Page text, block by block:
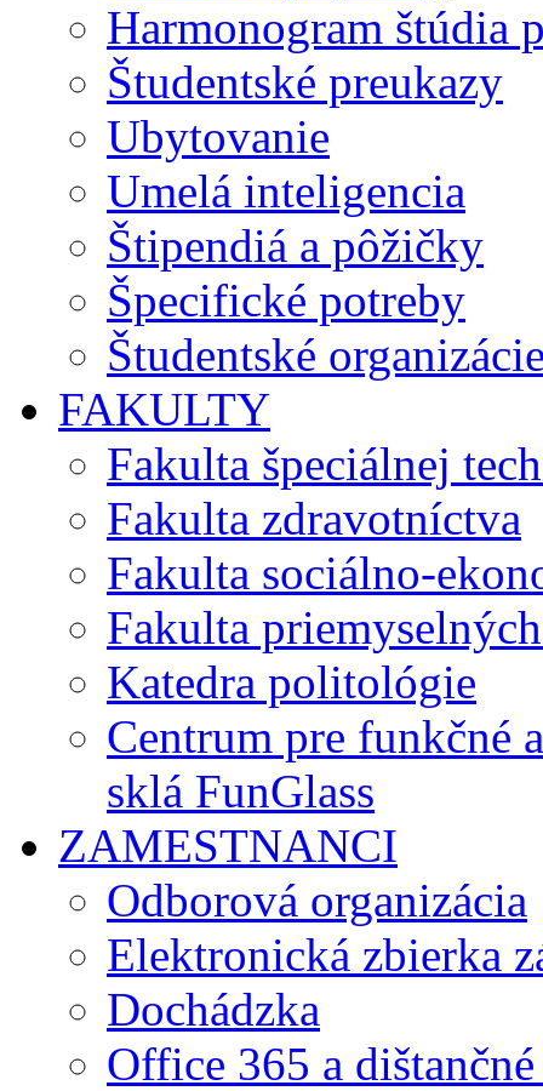
Harmonogram štúdia
Študentské preukazy
Ubytovanie
Umelá inteligencia
Štipendiá a pôžičky
Špecifické potreby
Študentské
FAKULTY
Fakulta špeciálnej
Fakulta zdravotníctva
Fakulta sociálno-
Fakulta
Katedra politológie
Centrum pre funkčné
sklá FunGlass
ZAMESTNANCI
Odborová organizácia
Elektronická zbierka
Dochádzka
Office 365 a